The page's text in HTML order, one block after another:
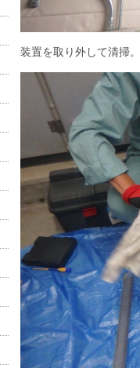
装置を取り外して清掃。